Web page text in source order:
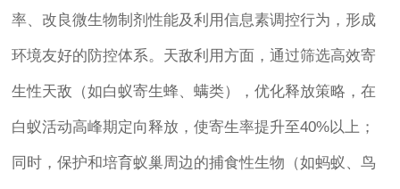
率、改良微生物制剂性能及利用信息素调控行为，形成
环境友好的防控体系。天敌利用方面，通过筛选高效寄
生性天敌（如白蚁寄生蜂、螨类），优化释放策略，在
白蚁活动高峰期定向释放，使寄生率提升至40%以上；
同时，保护和培育蚁巢周边的捕食性生物（如蚂蚁、鸟